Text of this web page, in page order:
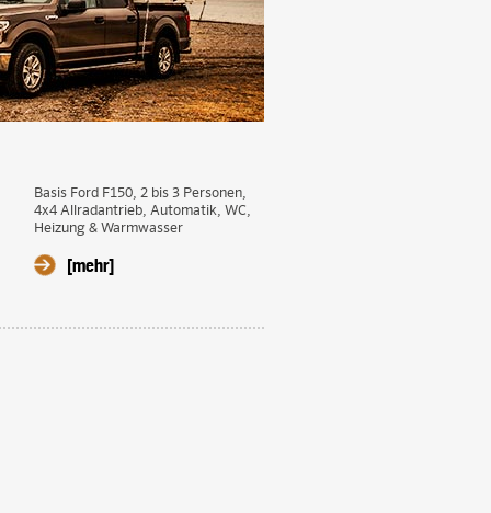
Basis Ford F150, 2 bis 3 Personen,
4x4 Allradantrieb, Automatik, WC,
Heizung & Warmwasser
[mehr]